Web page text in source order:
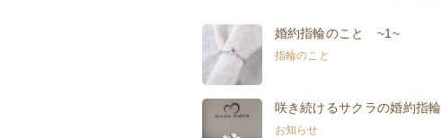
婚約指輪のこと ~1~
指輪のこと
咲き続けるサクラの婚約指輪
お知らせ